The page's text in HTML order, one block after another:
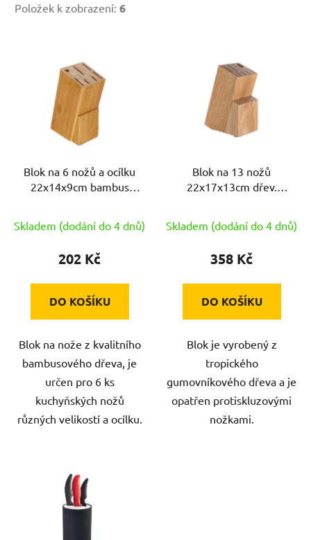
Položek k zobrazení: 6
k
Blok na 6 nožů a ocílku
22x14x9cm bambus
Skladem (dodání do 4 dnů)
202 Kč
DO KOŠÍKU
Blok na nože z kvalitního
bambusového dřeva, je
určen pro 6 ks
kuchyňských nožů
různých velikostí a ocílku.
Blok na 13 nožů
22x17x13cm dřev.
Skladem (dodání do 4 dnů)
358 Kč
DO KOŠÍKU
Blok je vyrobený z
tropického
gumovníkového dřeva a je
opatřen protiskluzovými
nožkami.